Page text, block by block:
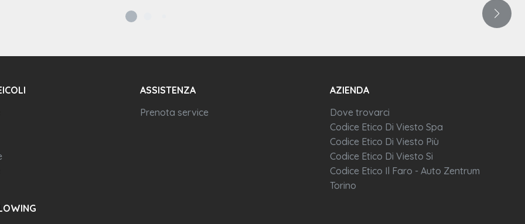
Freni a disco anteriori e posteriori
ASSISTENZA
Prenota service
AZIENDA
Dove trovarci
Codice Etico Di Viesto Spa
Codice Etico Di Viesto Più
Codice Etico Di Viesto Si
Codice Etico Il Faro - Auto Zentrum
Torino